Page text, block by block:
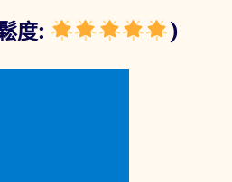
度: )